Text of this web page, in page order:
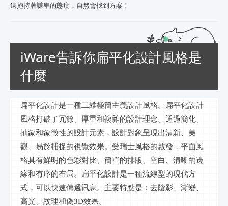
遠抱持著謙卑的態度，自然會找到方案！
iWare告訴你扁平化設計風格是
什麼
扁平化設計是一種二維極簡主義設計風格。扁平化設計
風格打破了冗餘、厚重和複雜的設計理念。通過簡化、
抽象和象徵性的設計元素，設計對象呈現出清新、美
觀、易於捕捉的視覺效果。受瑞士風格的啟發，平面風
格具有鮮明的色彩對比、簡單的排版、空白、清晰的邊
緣和有序的布局。扁平化設計是一種流線型的現代方
式，可以快速傳遞讯息 。主要特點是：去陰影、漸變、
高光、紋理和偽3D效果。